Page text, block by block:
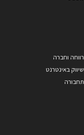
רווחה וחברה
שיווק באינטרנט
תחבורה